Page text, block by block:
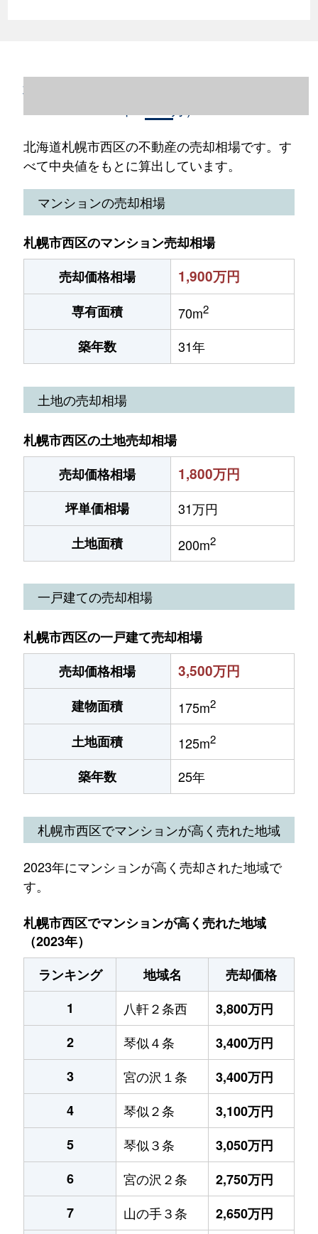
北海道札幌市西区の不動産売却情報（2023
北海道札幌市西区の不動産の売却相場です。す
べて中央値をもとに算出しています。
マンションの売却相場
札幌市西区のマンション売却相場
売却価格相場
1,900万円
専有面積 70m2
築年数 31年
土地の売却相場
札幌市西区の土地売却相場
売却価格相場
1,800万円
坪単価相場
31万円
土地面積
200m2
一戸建ての売却相場
札幌市西区の一戸建て売却相場
売却価格相場
3,500万円
建物面積 175m2
土地面積 125m2
築年数 25年
札幌市西区でマンションが高く売れた地域
2023年にマンションが高く売却された地域で
す。
札幌市西区でマンションが高く売れた地域
（2023年）
ランキング
地域名
売却価格
1
八軒２条西
3,800万円
2
琴似４条
3,400万円
3
宮の沢１条
3,400万円
4
琴似２条
3,100万円
5
琴似３条
3,050万円
6
宮の沢２条
2,750万円
7
山の手３条
2,650万円